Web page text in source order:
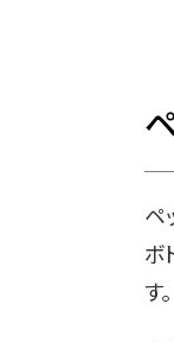
ペ
ボ
す。